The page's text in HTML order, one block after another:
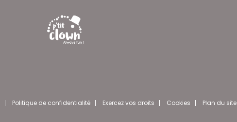
Politique de confidentialité Exercez vos droits Cookies Plan du site